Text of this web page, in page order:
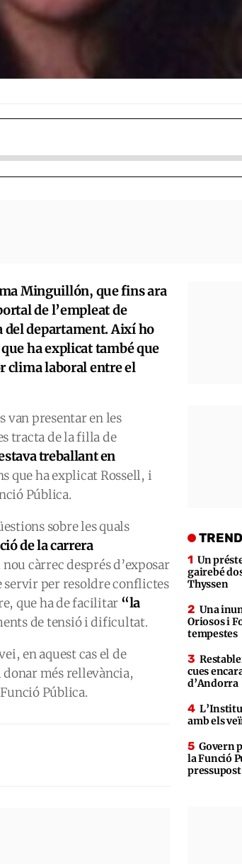
Minguillón, que fins ara
de l’empleat de
del departament. Així ho
ha explicat també que
clima laboral entre el
van presentar en les
tracta de la filla de
treballant en
que ha explicat Rossell, i
Pública.
sobre les quals
de la carrera
càrrec després d’exposar
servir per resoldre conflictes
que ha de facilitar “la
de tensió i dificultat.
en aquest cas el de
més rellevància,
Pública.
Un
gairebé
Thyssen
Una
Oriosos i
tempestes
cues
d’Andorra
amb els
Govern
la Funció
pressupost